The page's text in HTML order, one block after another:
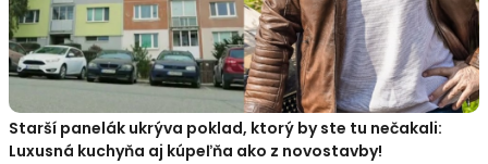
Starší panelák ukrýva poklad, ktorý by ste tu nečakali:
Luxusná kuchyňa aj kúpeľňa ako z novostavby!